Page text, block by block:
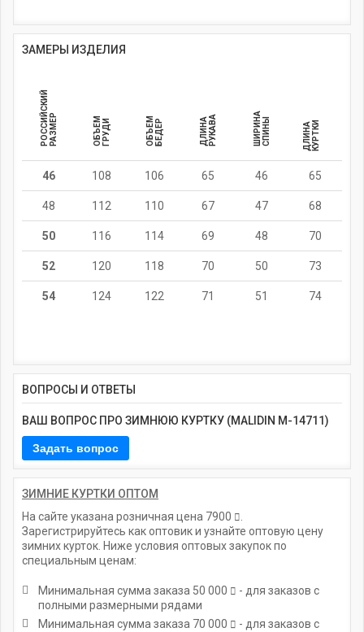
ЗАМЕРЫ ИЗДЕЛИЯ
РОССИЙСКИЙРАЗМЕР ОБЪЕМГРУДИ ОБЪЕМБЕДЕР ДЛИНАРУКАВА ШИРИНАСПИНЫ Д
Л
И
Н
А
К
У
Р
Т
КИ
46 108 106 65 46 65
48 112 110 67 47 68
50 116 114 69 48 70
52 120 118 70 50 73
54 124 122 71 51 74
ВОПРОСЫ И ОТВЕТЫ
ВАШ ВОПРОС ПРО ЗИМНЮЮ КУРТКУ (MALIDIN M-14711)
ЗИМНИЕ КУРТКИ ОПТОМ
На сайте указана розничная цена 7900
Зарегистрируйтесь как оптовик и узнайте оптовую цену
зимних курток. Ниже условия оптовых закупок по
специальным ценам:
Минимальная сумма заказа 50 000
- для заказов с
полными размерными рядами
Минимальная сумма заказа 70 000
- для заказов с